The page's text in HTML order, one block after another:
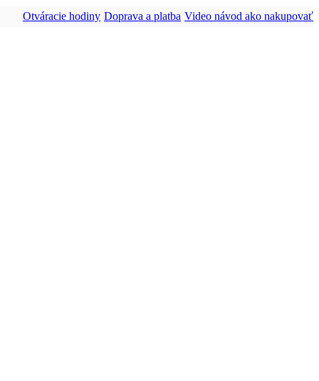
Otváracie hodiny Doprava a platba Video návod ako nakupovať